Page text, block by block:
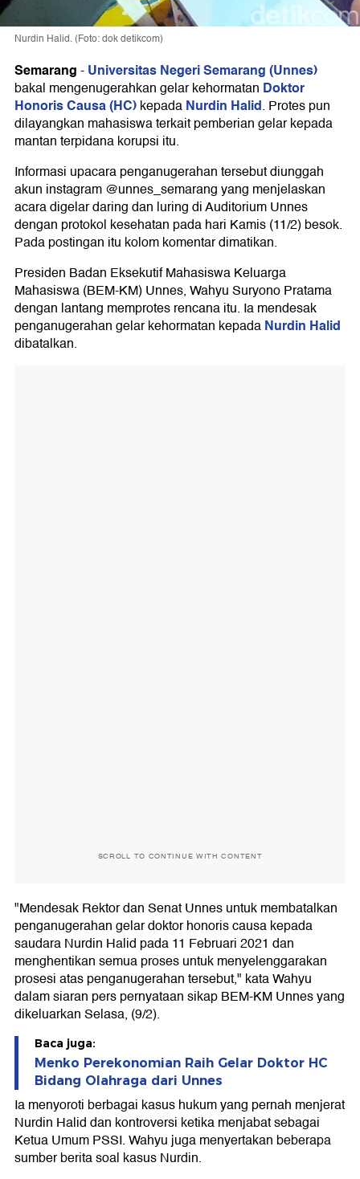
Nurdin Halid. (Foto: dok detikcom)
Semarang-Universitas Negeri Semarang (Unnes)
bakal mengenugerahkan gelar kehormatan Doktor
Honoris Causa (HC)kepadaNurdin Halid. Protes pun
dilayangkan mahasiswa terkait pemberian gelar kepada
mantan terpidana korupsi itu.
Informasi upacara penganugerahan tersebut diunggah
akun instagram @unnes_semarang yang menjelaskan
acara digelar daring dan luring di Auditorium Unnes
dengan protokol kesehatan pada hari Kamis (11/2) besok.
Pada postingan itu kolom komentar dimatikan.
Presiden Badan Eksekutif Mahasiswa Keluarga
Mahasiswa (BEM-KM) Unnes, Wahyu Suryono Pratama
dengan lantang memprotes rencana itu. Ia mendesak
penganugerahan gelar kehormatan kepadaNurdin Halid
dibatalkan.
SCROLL TO CONTINUE WITH CONTENT
"Mendesak Rektor dan Senat Unnes untuk membatalkan
penganugerahan gelar doktor honoris causa kepada
saudara Nurdin Halid pada 11 Februari 2021 dan
menghentikan semua proses untuk menyelenggarakan
prosesi atas penganugerahan tersebut," kata Wahyu
dalam siaran pers pernyataan sikap BEM-KM Unnes yang
dikeluarkan Selasa, (9/2).
Baca juga:
Menko Perekonomian Raih Gelar Doktor HC
Bidang Olahraga dari Unnes
Ia menyoroti berbagai kasus hukum yang pernah menjerat
Nurdin Halid dan kontroversi ketika menjabat sebagai
Ketua Umum PSSI. Wahyu juga menyertakan beberapa
sumber berita soal kasus Nurdin.